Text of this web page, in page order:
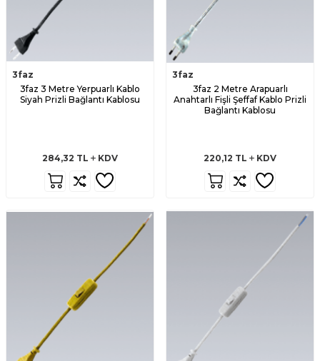
3faz
3faz 3 Metre Yerpuarlı Kablo
Siyah Prizli Bağlantı Kablosu
284,32 TL KDV
3faz
3faz 2 Metre Arapuarlı
Anahtarlı Fişli Şeffaf Kablo Prizli
Bağlantı Kablosu
220,12 TL KDV